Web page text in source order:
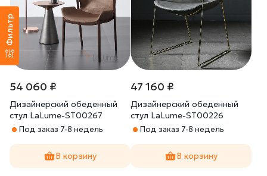
Фильтр
54 060 ₽
Дизайнерский обеденный
стул LaLume-ST00267
Под заказ 7-8 недель
В корзину
47 160 ₽
Дизайнерский обеденный
стул LaLume-ST00226
Под заказ 7-8 недель
В корзину